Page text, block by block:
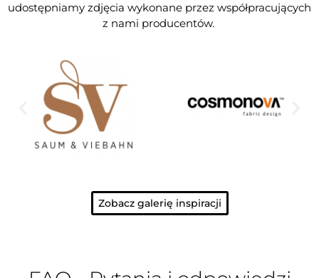
udostępniamy zdjęcia wykonane przez współpracujących
z nami producentów.
Zobacz galerię inspiracji